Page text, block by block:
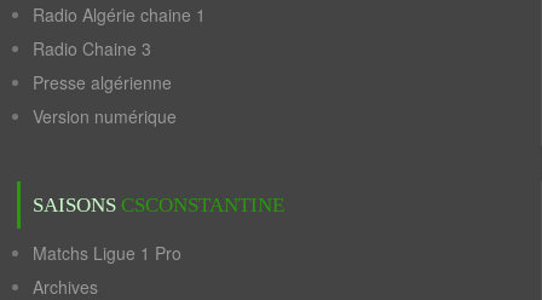
Radio Algérie chaine 1
Radio Chaine 3
Presse algérienne
Version numérique
SAISONS CSCONSTANTINE
Matchs Ligue 1 Pro
Archives